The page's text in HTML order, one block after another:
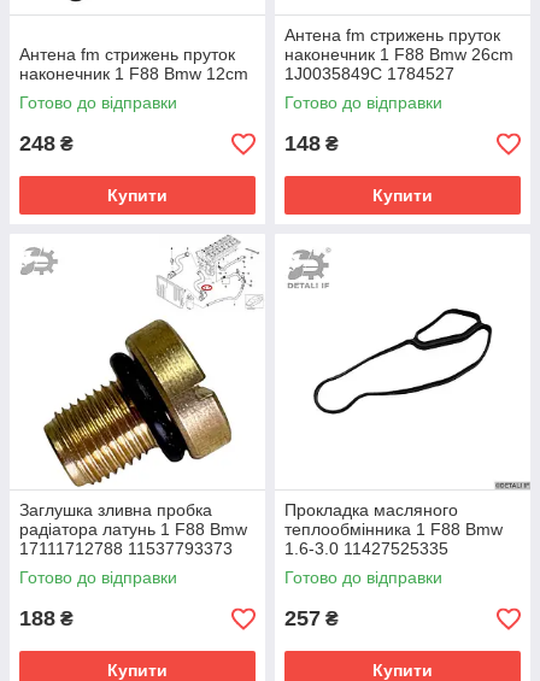
Антена fm стрижень пруток
наконечник 1 F88 Bmw 12cm
Готово до відправки
248 ₴
Купити
Антена fm стрижень пруток
наконечник 1 F88 Bmw 26cm
1J0035849C 1784527
100093610 90566812
1784011
Готово до відправки
148 ₴
Купити
Заглушка зливна пробка
радіатора латунь 1 F88 Bmw
17111712788 11537793373
Готово до відправки
188 ₴
Купити
Прокладка масляного
теплообмінника 1 F88 Bmw
1.6-3.0 11427525335
Готово до відправки
257 ₴
Купити